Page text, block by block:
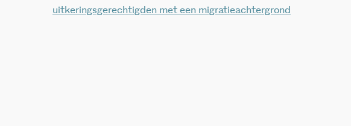
uitkeringsgerechtigden met een migratieachtergrond